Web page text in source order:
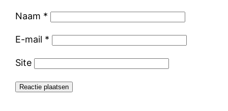
Naam *
E-mail *
Site